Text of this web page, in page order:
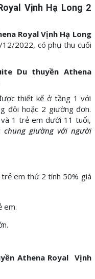
Vịnh Hạ Long 2
Royal Vịnh Hạ Long
2022, có phụ thu cuối
Du thuyền Athena
thiết kế ở tầng 1 với
đôi hoặc 2 giường đơn.
1 trẻ em dưới 11 tuổi,
chung giường với người
em thứ 2 tính 50% giá
em.
Athena Royal Vịnh